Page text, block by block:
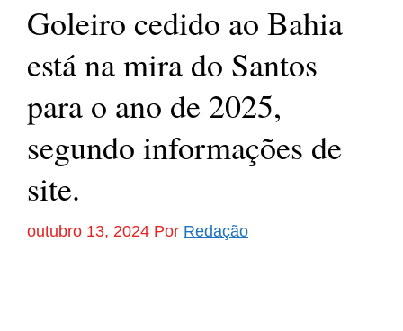
Goleiro cedido ao Bahia
está na mira do Santos
para o ano de 2025,
segundo informações de
site.
outubro 13, 2024 Por Redação